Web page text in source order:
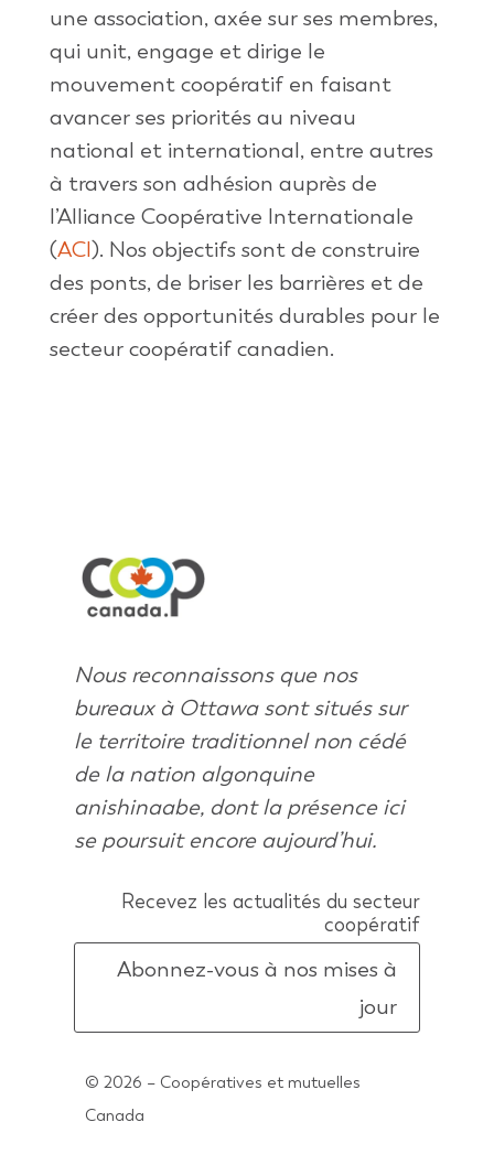
une association, axée surses membres,
qui unit, engage et dirige le
mouvement coopératif en faisant
avancer ses priorités au niveau
national et international, entre autres
à travers son adhésion auprès de
l’Alliance Coopérative Internationale
(ACI). Nos objectifs sontde construire
des ponts, de briserles barrières et de
créerdes opportunités durables pour le
secteur coopératif canadien.
Nous reconnaissons que nos
bureaux à Ottawa sont situés sur
le territoire traditionnel non cédé
de la nation algonquine
anishinaabe, dont la présence ici
se poursuit encore aujourd’hui.
Recevez les actualités du secteur
coopératif
Abonnez-vous à nos mises à
jour
© 2026 – Coopératives et mutuelles
Canada